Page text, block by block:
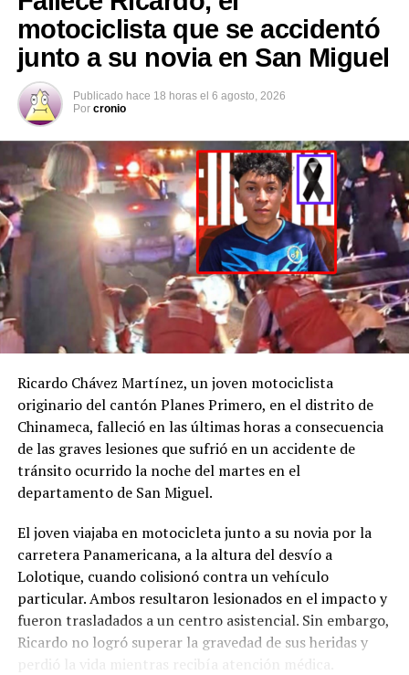
población reporte de forma inmediata cualquier
desaparición, ya que la intervención temprana aumenta
significativamente las posibilidades de un desenlace
favorable.
Después de recibir la
denuncia por la
desaparición de H. D.
C., la@FGR_SVactivó
el protocolo de
búsqueda, en
coordinación con la
@PNCSV.
Afortunadamente, ha
sido localizado sin ser
víctima de ningún
delito.
pic.twitter.com/
— Fiscalía General de
la República El
Salvador (@FGR_SV)
motociclista que se accidentó
junto a su novia en San Miguel
Publicado hace 18 horas el 6 agosto, 2026
Por cronio
Ricardo Chávez Martínez, un joven motociclista
originario del cantón Planes Primero, en el distrito de
Chinameca, falleció en las últimas horas a consecuencia
de las graves lesiones que sufrió en un accidente de
tránsito ocurrido la noche del martes en el
departamento de San Miguel.
El joven viajaba en motocicleta junto a su novia por la
carretera Panamericana, a la altura del desvío a
Lolotique, cuando colisionó contra un vehículo
particular. Ambos resultaron lesionados en el impacto y
fueron trasladados a un centro asistencial. Sin embargo,
Ricardo no logró superar la gravedad de sus heridas y
perdió la vida mientras recibía atención médica.